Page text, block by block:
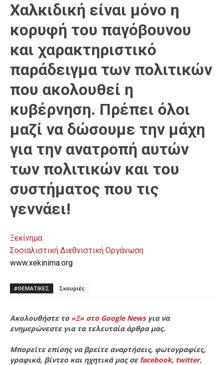
Χαλκιδική είναι μόνο η
κορυφή του παγόβουνου
και χαρακτηριστικό
παράδειγμα των πολιτικών
που ακολουθεί η
κυβέρνηση. Πρέπει όλοι
μαζί να δώσουμε την μάχη
για την ανατροπή αυτών
των πολιτικών και του
συστήματος που τις
γεννάει!
Ξεκίνημα
Σοσιαλιστική Διεθνιστική Οργάνωση
www.xekinima.org
#ΘΕΜΑΤΙΚΈΣ Σκουριές
Ακολουθήστε το «Ξ» στο Google Newsγια να
ενημερώνεστε για τα τελευταία άρθρα μας.
Μπορείτε επίσης να βρείτε αναρτήσεις, φωτογραφίες,
γραφικά, βίντεο και ηχητικά μας σε facebook, twitter,